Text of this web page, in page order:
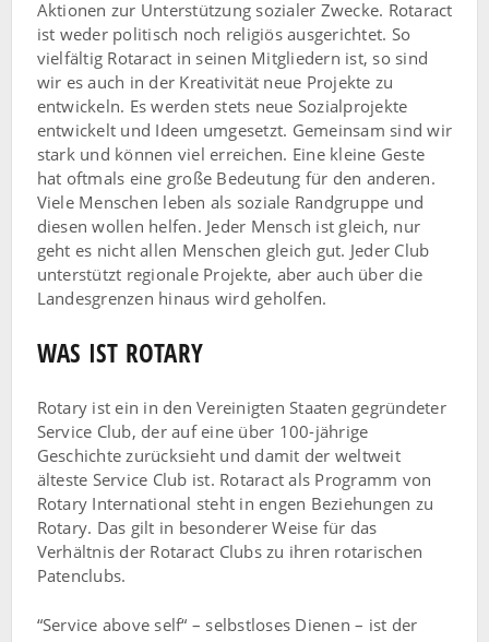
Aktionen zur Unterstützung sozialer Zwecke. Rotaract
ist weder politisch noch religiös ausgerichtet. So
vielfältig Rotaract in seinen Mitgliedern ist, so sind
wir es auch in der Kreativität neue Projekte zu
entwickeln. Es werden stets neue Sozialprojekte
entwickelt und Ideen umgesetzt. Gemeinsam sind wir
stark und können viel erreichen. Eine kleine Geste
hat oftmals eine große Bedeutung für den anderen.
Viele Menschen leben als soziale Randgruppe und
diesen wollen helfen. Jeder Mensch ist gleich, nur
geht es nicht allen Menschen gleich gut. Jeder Club
unterstützt regionale Projekte, aber auch über die
Landesgrenzen hinaus wird geholfen.
WAS IST ROTARY
Rotary ist ein in den Vereinigten Staaten gegründeter
Service Club, der auf eine über 100-jährige
Geschichte zurücksieht und damit der weltweit
älteste Service Club ist. Rotaract als Programm von
Rotary International steht in engen Beziehungen zu
Rotary. Das gilt in besonderer Weise für das
Verhältnis der Rotaract Clubs zu ihren rotarischen
Patenclubs.
“Service above self“ – selbstloses Dienen – ist der